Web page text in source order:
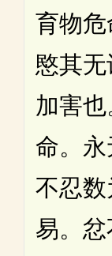
育物
愍其
加害
命。
不忍
易。